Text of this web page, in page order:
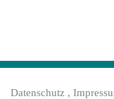
Datenschutz ,